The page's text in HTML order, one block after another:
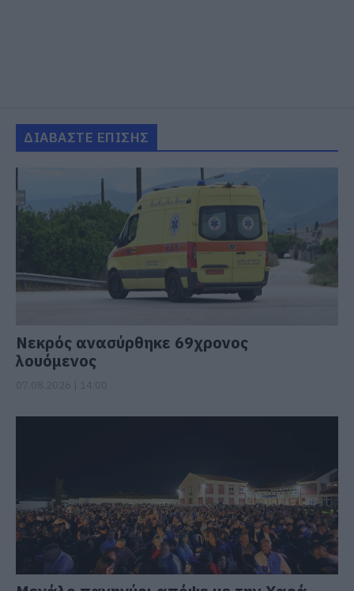
ΔΙΑΒΑΣΤΕ ΕΠΙΣΗΣ
Νεκρός ανασύρθηκε 69χρονος
λουόμενος